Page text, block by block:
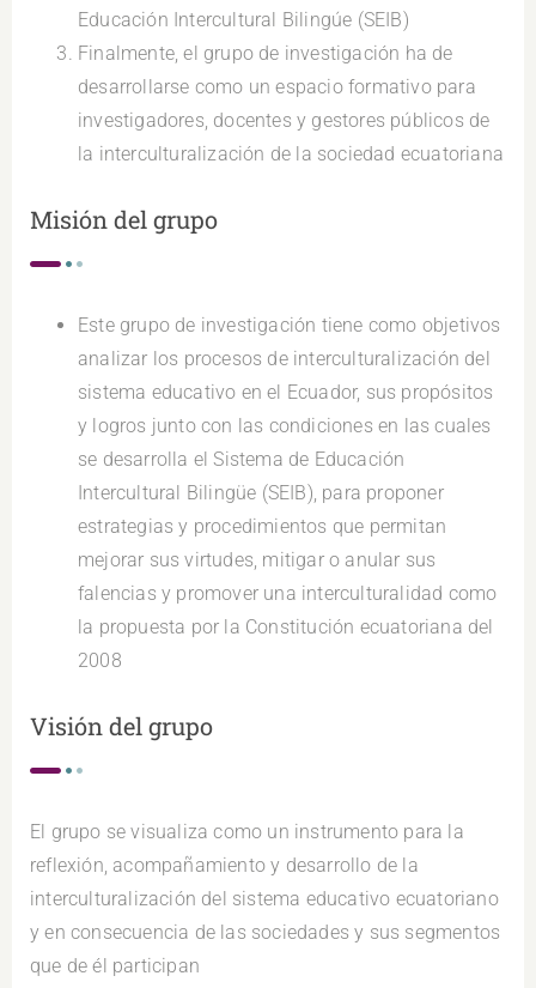
Educación Intercultural Bilingúe (SEIB)
Finalmente, el grupo de investigación ha de
desarrollarse como un espacio formativo para
investigadores, docentes y gestores públicos de
la interculturalización de la sociedad ecuatoriana
Misión del grupo
Este grupo de investigación tiene como objetivos
analizar los procesos de interculturalización del
sistema educativo en el Ecuador, sus propósitos
y logros junto con las condiciones en las cuales
se desarrolla el Sistema de Educación
Intercultural Bilingüe (SEIB), para proponer
estrategias y procedimientos que permitan
mejorar sus virtudes, mitigar o anular sus
falencias y promover una interculturalidad como
la propuesta por la Constitución ecuatoriana del
2008
Visión del grupo
El grupo se visualiza como un instrumento para la
reflexión, acompañamiento y desarrollo de la
interculturalización del sistema educativo ecuatoriano
y en consecuencia de las sociedades y sus segmentos
que de él participan